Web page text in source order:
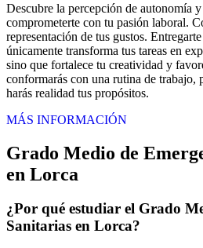
Descubre la percepción de autonomía
comprometerte con tu pasión laboral.
representación de tus gustos.
únicamente transforma tus tareas en
sino que fortalece tu creatividad y
conformarás con una rutina de trabajo,
harás realidad tus propósitos.
MÁS INFORMACIÓN
Grado Medio de
en Lorca
¿Por qué estudiar el Grado
Sanitarias en Lorca?